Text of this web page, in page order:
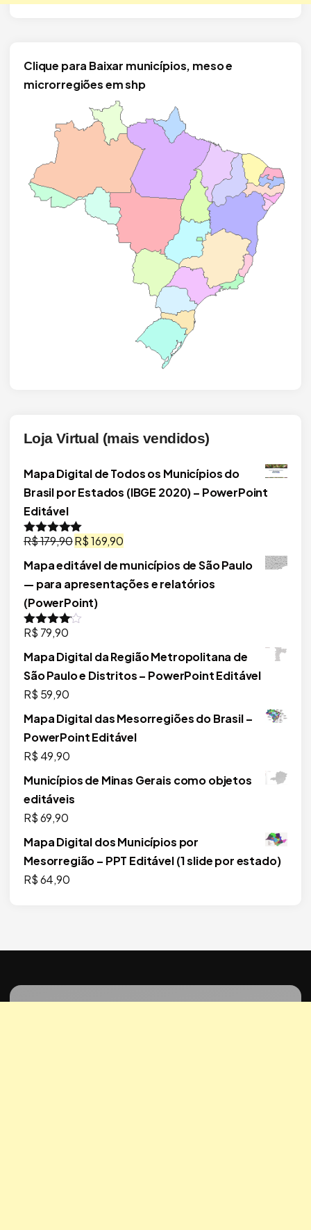
Clique para Baixar municípios, meso e
microrregiões em shp
Loja Virtual (mais vendidos)
Mapa Digital de Todos os Municípios do
Brasil por Estados (IBGE 2020) – PowerPoint
Editável
Avaliação
R$179,90O
preço
era:
R$ 179,90.
R$169,90
preço
atual
Mapa editável de municípios de São Paulo
— para apresentações e relatórios
(PowerPoint)
Avaliação
R$ 79,90
Mapa Digital da Região Metropolitana de
São Paulo e Distritos – PowerPoint Editável
R$ 59,90
Mapa Digital das Mesorregiões do Brasil –
PowerPoint Editável
R$ 49,90
Municípios de Minas Gerais como objetos
editáveis
R$69,90
Mapa Digital dos Municípios por
Mesorregião – PPT Editável (1 slide por estado)
R$64,90